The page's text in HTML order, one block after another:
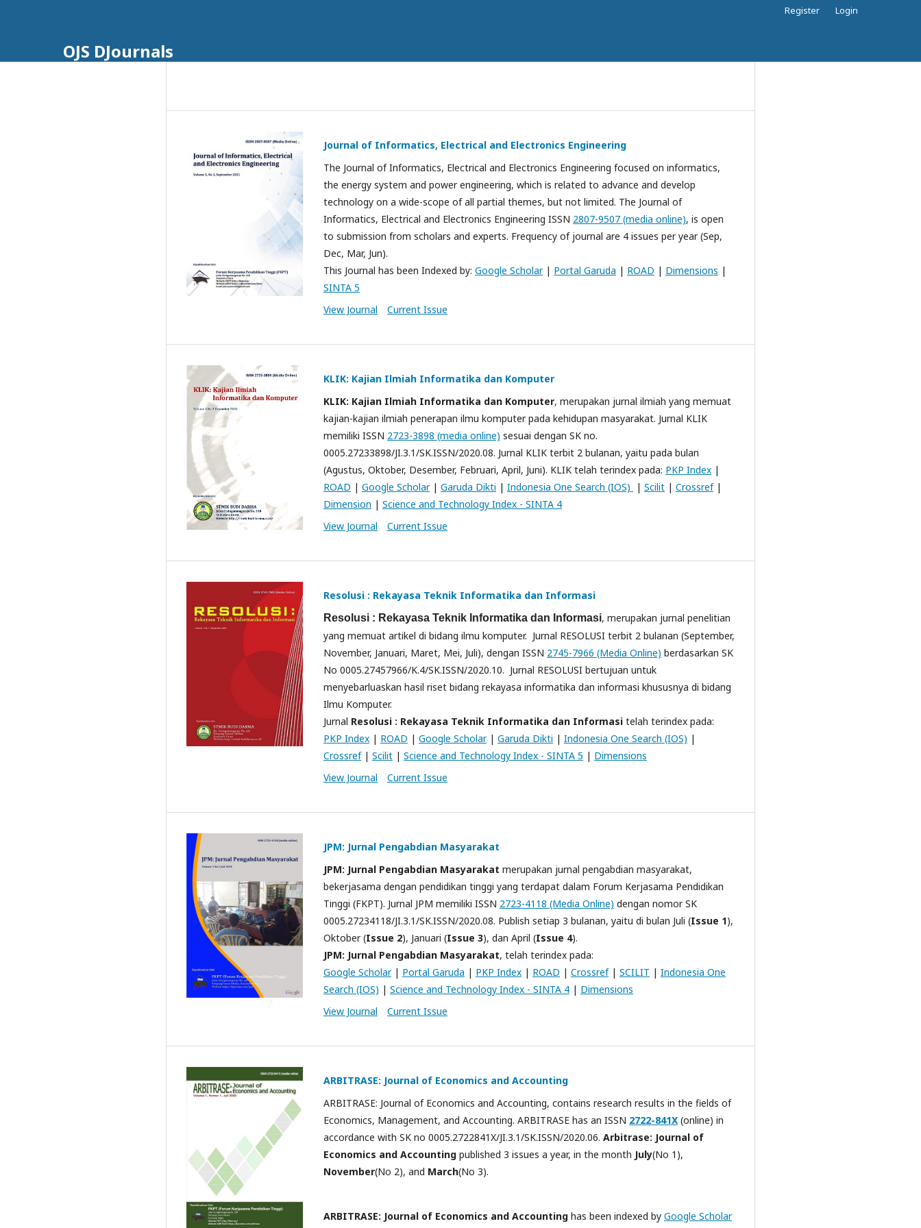
OJS DJournals
Register Login
Journal of Informatics, Electrical and Electronics Engineering
The Journal of Informatics, Electrical and Electronics Engineering focused on informatics,
the energy system and power engineering, which is related to advance and develop
technology on a wide-scope of all partial themes, but not limited. The Journal of
Informatics, Electrical and Electronics Engineering ISSN 2807-9507 (media online), is open
to submission from scholars and experts. Frequency of journal are 4 issues per year (Sep,
Dec, Mar, Jun).
This Journal has been Indexed by: Google Scholar| Portal Garuda | ROAD | Dimensions |
SINTA 5
View Journal
Current Issue
KLIK: Kajian Ilmiah Informatika dan Komputer
KLIK: Kajian Ilmiah Informatika dan Komputer, merupakan jurnal ilmiah yang memuat
kajian-kajian ilmiah penerapan ilmu komputer pada kehidupan masyarakat. Jurnal KLIK
memiliki ISSN 2723-3898 (media online) sesuai dengan SK no.
0005.27233898/JI.3.1/SK.ISSN/2020.08. Jurnal KLIK terbit 2 bulanan, yaitu pada bulan
(Agustus, Oktober, Desember, Februari, April, Juni). KLIK telah terindex pada: PKP Index |
ROAD | Google Scholar| Garuda Dikti | Indonesia One Search (IOS) | Scilit | Crossref|
Dimension | Science and Technology Index - SINTA 4
View Journal
Current Issue
Resolusi : Rekayasa Teknik Informatika dan Informasi
Resolusi : Rekayasa Teknik Informatika dan Informasi, merupakan jurnal penelitian
yang memuat artikel di bidang ilmu komputer. Jurnal RESOLUSI terbit 2 bulanan (September,
November, Januari, Maret, Mei, Juli), dengan ISSN 2745-7966 (Media Online) berdasarkan SK
No 0005.27457966/K.4/SK.ISSN/2020.10. Jurnal RESOLUSI bertujuan untuk
menyebarluaskan hasil riset bidang rekayasa informatika dan informasi khususnya di bidang
Ilmu Komputer.
Jurnal Resolusi : Rekayasa Teknik Informatika dan Informasi telah terindex pada:
PKP Index | ROAD | Google Scholar| Garuda Dikti | Indonesia One Search (IOS) |
Crossref| Scilit | Science and Technology Index - SINTA 5 | Dimensions
View Journal
Current Issue
JPM: Jurnal Pengabdian Masyarakat
JPM: Jurnal Pengabdian Masyarakat merupakan jurnal pengabdian masyarakat,
bekerjasama dengan pendidikan tinggi yang terdapat dalam Forum Kerjasama Pendidikan
Tinggi (FKPT). Jurnal JPM memiliki ISSN 2723-4118 (Media Online) dengan nomor SK
0005.27234118/JI.3.1/SK.ISSN/2020.08. Publish setiap 3 bulanan, yaitu di bulan Juli (Issue 1),
Oktober (Issue 2), Januari (Issue 3), dan April (Issue 4).
JPM: Jurnal Pengabdian Masyarakat, telah terindex pada:
Google Scholar| Portal Garuda | PKP Index | ROAD | Crossref| SCILIT | Indonesia One
Search (IOS) | Science and Technology Index - SINTA 4 | Dimensions
View Journal
Current Issue
ARBITRASE: Journal of Economics and Accounting
ARBITRASE: Journal of Economics and Accounting, contains research results in the fields of
Economics, Management, and Accounting. ARBITRASE has an ISSN 2722-841X (online) in
accordance with SK no 0005.2722841X/JI.3.1/SK.ISSN/2020.06. Arbitrase: Journal of
Economics and Accounting published 3 issues a year, in the month July(No 1),
November(No 2), and March(No 3).
ARBITRASE: Journal of Economics and Accounting has been indexed by Google Scholar